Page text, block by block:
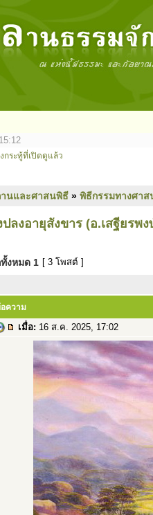
กระทู้ที่เปิดดูแล้ว
นและศาสนพิธี » พิธีกรรมทางศา
ปลงอายุสังขาร (อ.เสฐียรพ
งหมด 1 [ 3 โพสต์ ]
ความ
เมื่อ: 16 ส.ค. 2025, 17:02